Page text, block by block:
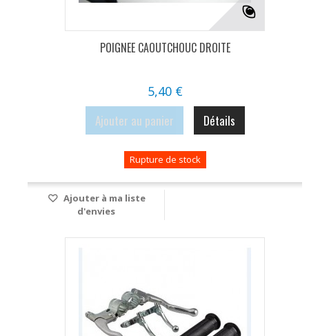
POIGNEE CAOUTCHOUC DROITE
5,40 €
Ajouter au panier Détails
Rupture de stock
Ajouter à ma liste
d'envies